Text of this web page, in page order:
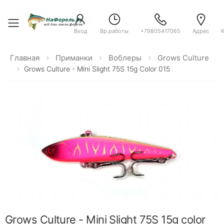
Toggle menu
Вход Вр.работы +79805417065 Адрес
Главная Приманки Воблеры Grows Culture
Grows Culture - Mini Slight 75S 15g Color 015
Grows Culture - Mini Slight 75S 15g color